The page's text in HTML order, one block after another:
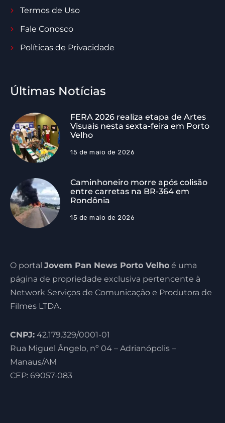
Termos de Uso
Fale Conosco
Políticas de Privacidade
Últimas Notícias
FERA 2026 realiza etapa de Artes
Visuais nesta sexta-feira em Porto
Velho
15 de maio de 2026
Caminhoneiro morre após colisão
entre carretas na BR-364 em
Rondônia
15 de maio de 2026
O portal Jovem Pan News Porto Velho é uma
página de propriedade exclusiva pertencente à
Network Serviços de Comunicação e Produtora de
Filmes LTDA.
CNPJ: 42.179.329/0001-01
Rua Miguel Ângelo, nº 04 – Adrianópolis –
Manaus/AM
CEP: 69057-083